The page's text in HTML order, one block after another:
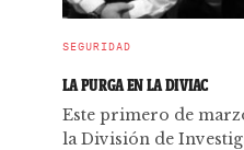
SEGURIDAD
LA PURGA EN LA DIVIAC
Este primero de
la División de